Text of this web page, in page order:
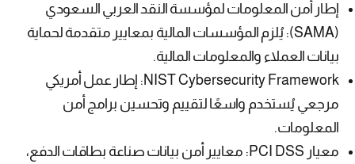
إطار أمن المعلومات لمؤسسة النقد العربي السعودي
(SAMA): يُلزم المؤسسات المالية بمعايير متقدمة لحماية
بيانات العملاء والمعلومات المالية.
NIST Cybersecurity Framework: إطار عمل أمريكي
مرجعي يُستخدم واسعًا لتقييم وتحسين برامج أمن
المعلومات.
معيار PCI DSS: معايير أمن بيانات صناعة بطاقات الدفع،